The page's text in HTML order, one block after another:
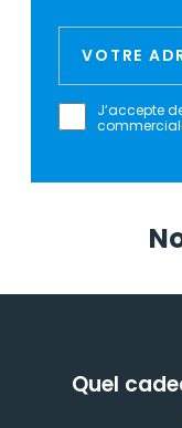
J’accepte
Quel